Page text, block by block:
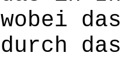
wobei
durch